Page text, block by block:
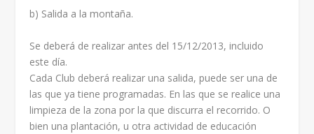
b) Salida a la montaña.
Se deberá de realizar antes del 15/12/2013, incluido
este día.
Cada Club deberá realizar una salida, puede ser una de
las que ya tiene programadas. En las que se realice una
limpieza de la zona por la que discurra el recorrido. O
bien una plantación, u otra actividad de educación